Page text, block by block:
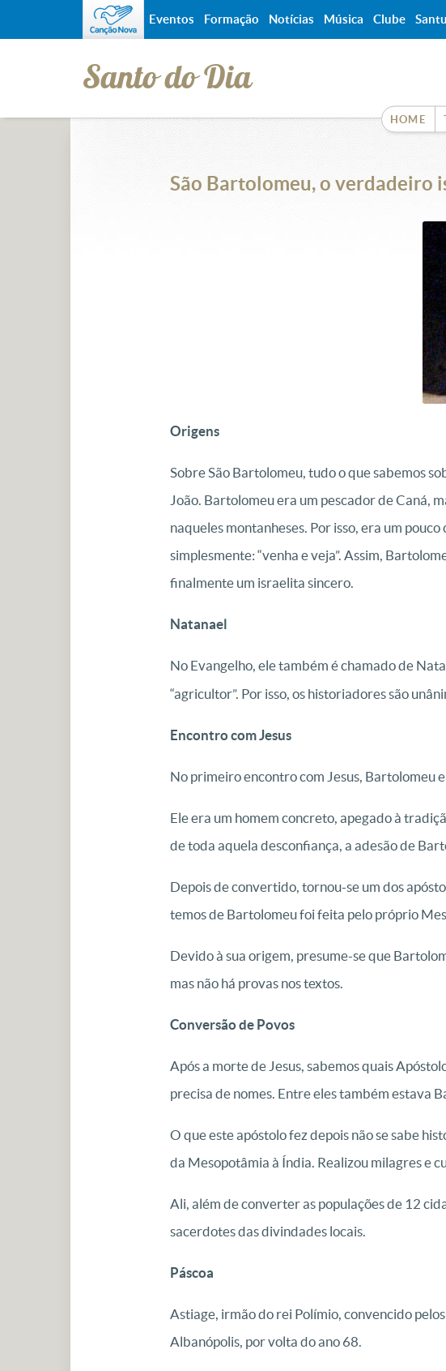
Santo do Dia
HOME
São Bartolomeu, o verdadeiro
Origens
Sobre São Bartolomeu, tudo o que sabemos
João. Bartolomeu era um pescador de Caná,
naqueles montanheses. Por isso, era um
simplesmente: “venha e veja”. Assim,
finalmente um israelita sincero.
Natanael
No Evangelho, ele também é chamado de
“agricultor”. Por isso, os historiadores são
Encontro com Jesus
No primeiro encontro com Jesus, Bartolomeu
Ele era um homem concreto, apegado à
de toda aquela desconfiança, a adesão de
Depois de convertido, tornou-se um dos
temos de Bartolomeu foi feita pelo próprio
Devido à sua origem, presume-se que
mas não há provas nos textos.
Conversão de Povos
Após a morte de Jesus, sabemos quais
precisa de nomes. Entre eles também estava
O que este apóstolo fez depois não se sabe
da Mesopotâmia à Índia. Realizou milagres e
Ali, além de converter as populações de 12
sacerdotes das divindades locais.
Páscoa
Astiage, irmão do rei Polímio, convencido
Albanópolis, por volta do ano 68.
Eventos Formação Notícias Música Clube